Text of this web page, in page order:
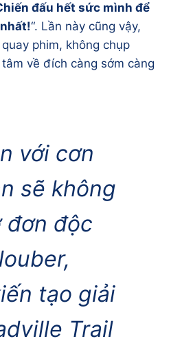
đấu hết sức mình để
“. Lần này cũng vậy,
phim, không chụp
về đích càng sớm càng
với cơn
sẽ không
đơn độc
tạo giải
Trail